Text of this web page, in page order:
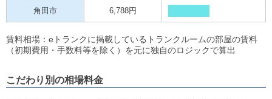
角田市 6,788円
賃料相場：eトランクに掲載しているトランクルームの部屋の賃料
（初期費用・手数料等を除く）を元に独自のロジックで算出
こだわり別の相場料金